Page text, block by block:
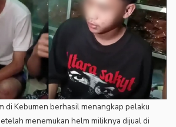
di Kebumen berhasil menangkap pelaku
menemukan helm miliknya dijual di